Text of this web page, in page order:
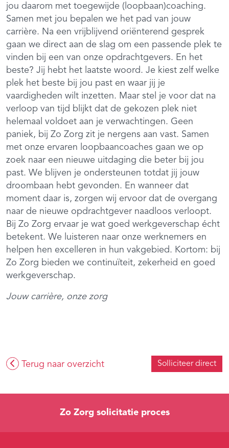
jou daarom met toegewijde (loopbaan)coaching.
Samen met jou bepalen we het pad van jouw
carrière. Na een vrijblijvend oriënterend gesprek
gaan we direct aan de slag om een passende plek te
vinden bij een van onze opdrachtgevers. En het
beste? Jij hebt het laatste woord. Je kiest zelf welke
plek het beste bij jou past en waar jij je
vaardigheden wilt inzetten. Maar stel je voor dat na
verloop van tijd blijkt dat de gekozen plek niet
helemaal voldoet aan je verwachtingen. Geen
paniek, bij Zo Zorg zit je nergens aan vast. Samen
met onze ervaren loopbaancoaches gaan we op
zoek naar een nieuwe uitdaging die beter bij jou
past. We blijven je ondersteunen totdat jij jouw
droombaan hebt gevonden. En wanneer dat
moment daar is, zorgen wij ervoor dat de overgang
naar de nieuwe opdrachtgever naadloos verloopt.
Bij Zo Zorg ervaar je wat goed werkgeverschap écht
betekent. We luisteren naar onze werknemers en
helpen hen excelleren in hun vakgebied. Kortom: bij
Zo Zorg bieden we continuïteit, zekerheid en goed
werkgeverschap.
Jouw carrière, onze zorg
Terug naar overzicht Solliciteer direct
Zo Zorg solicitatie proces